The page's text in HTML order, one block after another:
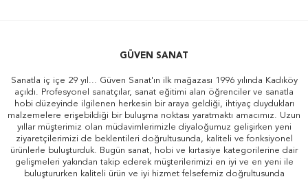
GÜVEN SANAT
Sanatla iç içe 29 yıl... Güven Sanat'ın ilk mağazası 1996 yılında Kadıköy
açıldı. Profesyonel sanatçılar, sanat eğitimi alan öğrenciler ve sanatla
hobi düzeyinde ilgilenen herkesin bir araya geldiği, ihtiyaç duydukları
malzemelere erişebildiği bir buluşma noktası yaratmaktı amacımız. Uzun
yıllar müşterimiz olan müdavimlerimizle diyaloğumuz gelişirken yeni
ziyaretçilerimizi de beklentileri doğrultusunda, kaliteli ve fonksiyonel
ürünlerle buluşturduk. Bugün sanat, hobi ve kırtasiye kategorilerine dair
gelişmeleri yakından takip ederek müşterilerimizi en iyi ve en yeni ile
buluştururken kaliteli ürün ve iyi hizmet felsefemiz doğrultusunda